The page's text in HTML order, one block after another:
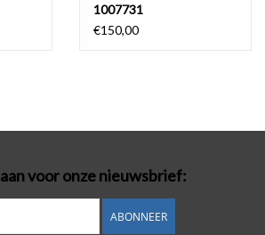
1007731
€150,00
voor onze nieuwsbrief:
ABONNEER